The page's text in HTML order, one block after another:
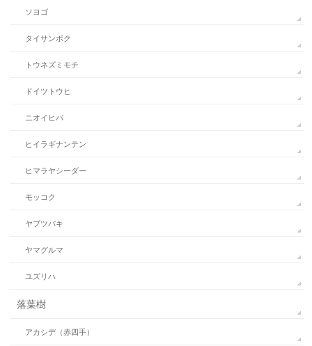
ソヨゴ
タイサンボク
トウネズミモチ
ドイツトウヒ
ニオイヒバ
ヒイラギナンテン
ヒマラヤシーダー
モッコク
ヤブツバキ
ヤマグルマ
ユズリハ
落葉樹
アカシデ（赤四手）